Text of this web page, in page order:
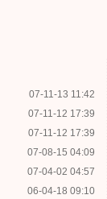
07-11-13 11:42
07-11-12 17:39
07-11-12 17:39
07-08-15 04:09
07-04-02 04:57
06-04-18 09:10